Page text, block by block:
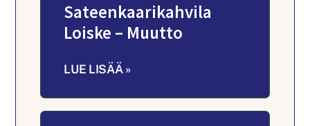
Sateenkaarikahvila
Loiske – Muutto
LUE LISÄÄ »